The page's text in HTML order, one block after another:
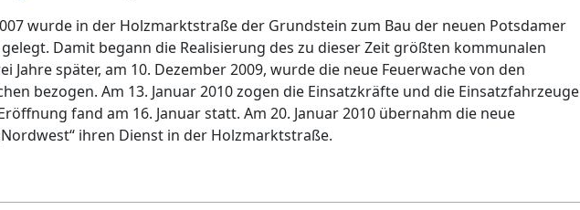
wurde in der Holzmarktstraße der Grundstein zum Bau der neuen Potsdamer
Damit begann die Realisierung des zu dieser Zeit größten kommunalen
Jahre später, am 10. Dezember 2009, wurde die neue Feuerwache von den
bezogen. Am 13. Januar 2010 zogen die Einsatzkräfte und die Einsatzfahrzeuge
fand am 16. Januar statt. Am 20. Januar 2010 übernahm die neue
ihren Dienst in der Holzmarktstraße.